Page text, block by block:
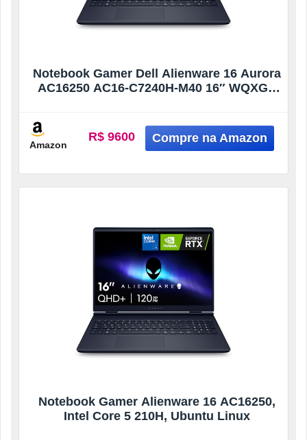
Notebook Gamer Dell Alienware 16 Aurora
AC16250 AC16-C7240H-M40 16″ WQXGA
Amazon
R$ 9600
Notebook Gamer Alienware 16 AC16250,
Intel Core 5 210H, Ubuntu Linux